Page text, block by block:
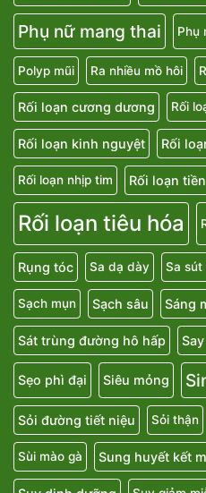
Phụ nữ mang thai Phụ
Polyp mũi Ra nhiều mồ hôi
Rối loạn cương dương Rối
Rối loạn kinh nguyệt Rối
Rối loạn nhịp tim Rối loạn
Rối loạn tiêu hóa
Rụng tóc Sa dạ dày Sa
Sạch mụn Sạch sâu Sáng
Sát trùng đường hô hấp
Sẹo phì đại Siêu mỏng
Sỏi đường tiết niệu Sỏi thận
Sùi mào gà Sung huyết kết